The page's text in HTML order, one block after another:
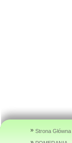
» Strona Główna